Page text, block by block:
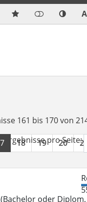
161 bis 170 von
18 19 20 21
Ergebnisse pro Seite:
oder Diplom,